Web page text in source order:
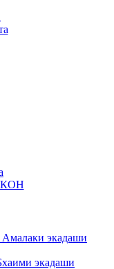
экадаши
экадаши